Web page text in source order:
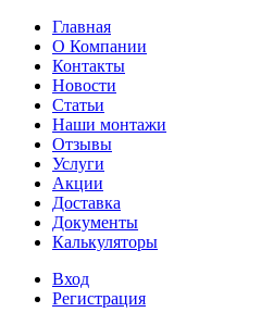
Главная
О Компании
Контакты
Новости
Статьи
Наши монтажи
Отзывы
Услуги
Акции
Доставка
Документы
Калькуляторы
Вход
Регистрация